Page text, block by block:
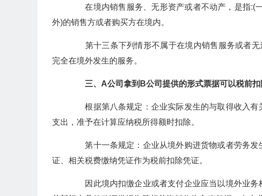
在境内销售服务、无形资产或者不动产，是指:(
外)的销售方或者购买方在境内。
第十三条下列情形不属于在境内销售服务或者无
完全在境外发生的服务。
三、A公司拿到B公司提供的形式票据可以税前扣
根据第八条规定：企业实际发生的与取得收入有
支出，准予在计算应纳税所得额时扣除。
第十一条规定：企业从境外购进货物或者劳务发
证、相关税费缴纳凭证作为税前扣除凭证。
因此境内扣缴企业或者支付企业应当以境外业务